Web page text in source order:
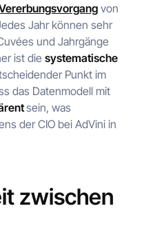
von
Jahr können sehr
und Jahrgänge
ist die systematische
Punkt im
das Datenmodell mit
sein, was
der CIO bei AdVini in
zwischen